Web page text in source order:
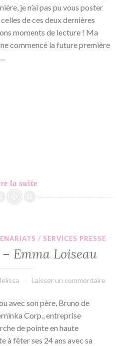
je n’ai pas pu vous poster
de ces deux dernières
moments de lecture ! Ma
commencé la future première
la suite
Lundi,
?
#53
/ SERVICES PRESSE
Emma Loiseau
Laisser un commentaire
avec son père, Bruno de
Corp., entreprise
de pointe en haute
à fêter ses 24 ans avec sa